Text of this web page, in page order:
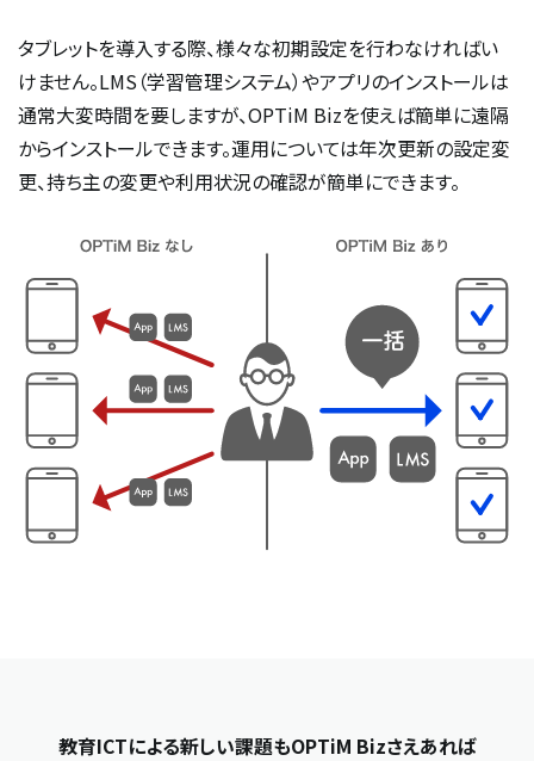
タブレットを導入する際、様々な初期設定を行わなければい
けません。LMS（学習管理システム）やアプリのインストールは
通常大変時間を要しますが、OPTiM Bizを使えば簡単に遠隔
からインストールできます。運用については年次更新の設定変
更、持ち主の変更や利用状況の確認が簡単にできます。
教育ICTによる新しい課題もOPTiM Bizさえあれば